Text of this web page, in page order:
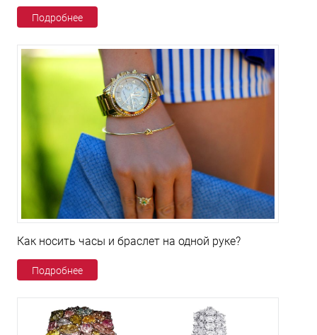
Подробнее
Как носить часы и браслет на одной руке?
Подробнее